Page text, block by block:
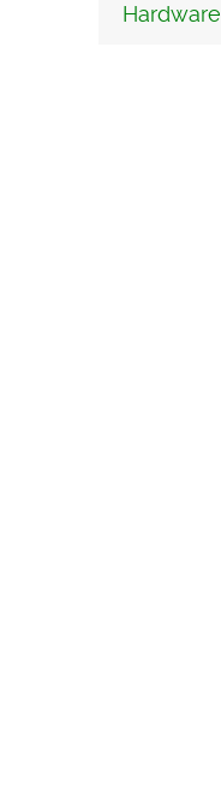
Hardware